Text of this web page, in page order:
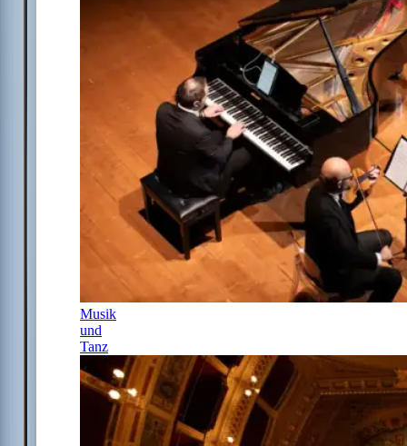
Musik
und
Tanz